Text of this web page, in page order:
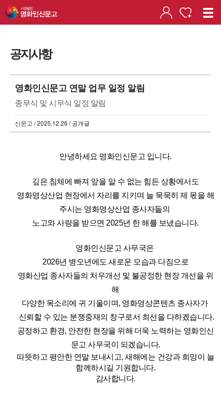
공지사항
영화인신문고 연말 업무 일정 알림
종무식 및 시무식 일정 알림
신문고 / 2025.12.26 / 공개글
안녕하세요 영화인신문고 입니다.
깊은 침체에 빠져 앞을 알 수 없는 힘든 상황에서도
영화영상산업 현장에서 자리를 지키며 늘 묵묵히 제 몫을 해
주시는 영화영상산업 종사자들의
노고와 사랑을 받으면 2025년 한 해를 보냈습니다.
영화인신문고 사무국은
2026년 병오년에도 새로운 모습과 다짐으로
영화산업 종사자들의 처우개선 및 불공정한 현장 개선을 위
해
다양한 목소리 에 귀 기울이며, 영화영상콘텐츠 종사자가
신뢰할 수 있는 분쟁중재의 창구로서 최선을 다하겠습니다.
공정하고 환경, 안전한 현장을 위해 더욱 노력하는 영화인신
문고 사무국이 되겠습니다.
따뜻하고 평안한 연말 보내시고, 새해에는 건강과 희망이 늘
함께하시길 기원합니다.
감사합니다.